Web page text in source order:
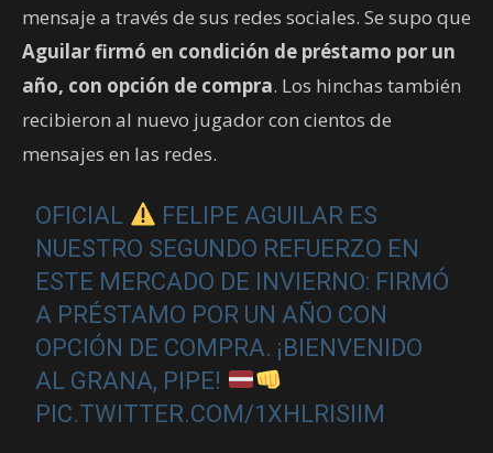
mensaje a través de sus redes sociales. Se supo que
Aguilar firmó en condición de préstamo por un
año, con opción de compra. Los hinchas también
recibieron al nuevo jugador con cientos de
mensajes en las redes.
OFICIAL
FELIPE AGUILAR ES
NUESTRO SEGUNDO REFUERZO EN
ESTE MERCADO DE INVIERNO: FIRMÓ
A PRÉSTAMO POR UN AÑO CON
OPCIÓN DE COMPRA. ¡BIENVENIDO
AL GRANA, PIPE!
PIC.TWITTER.COM/1XHLRISIIM